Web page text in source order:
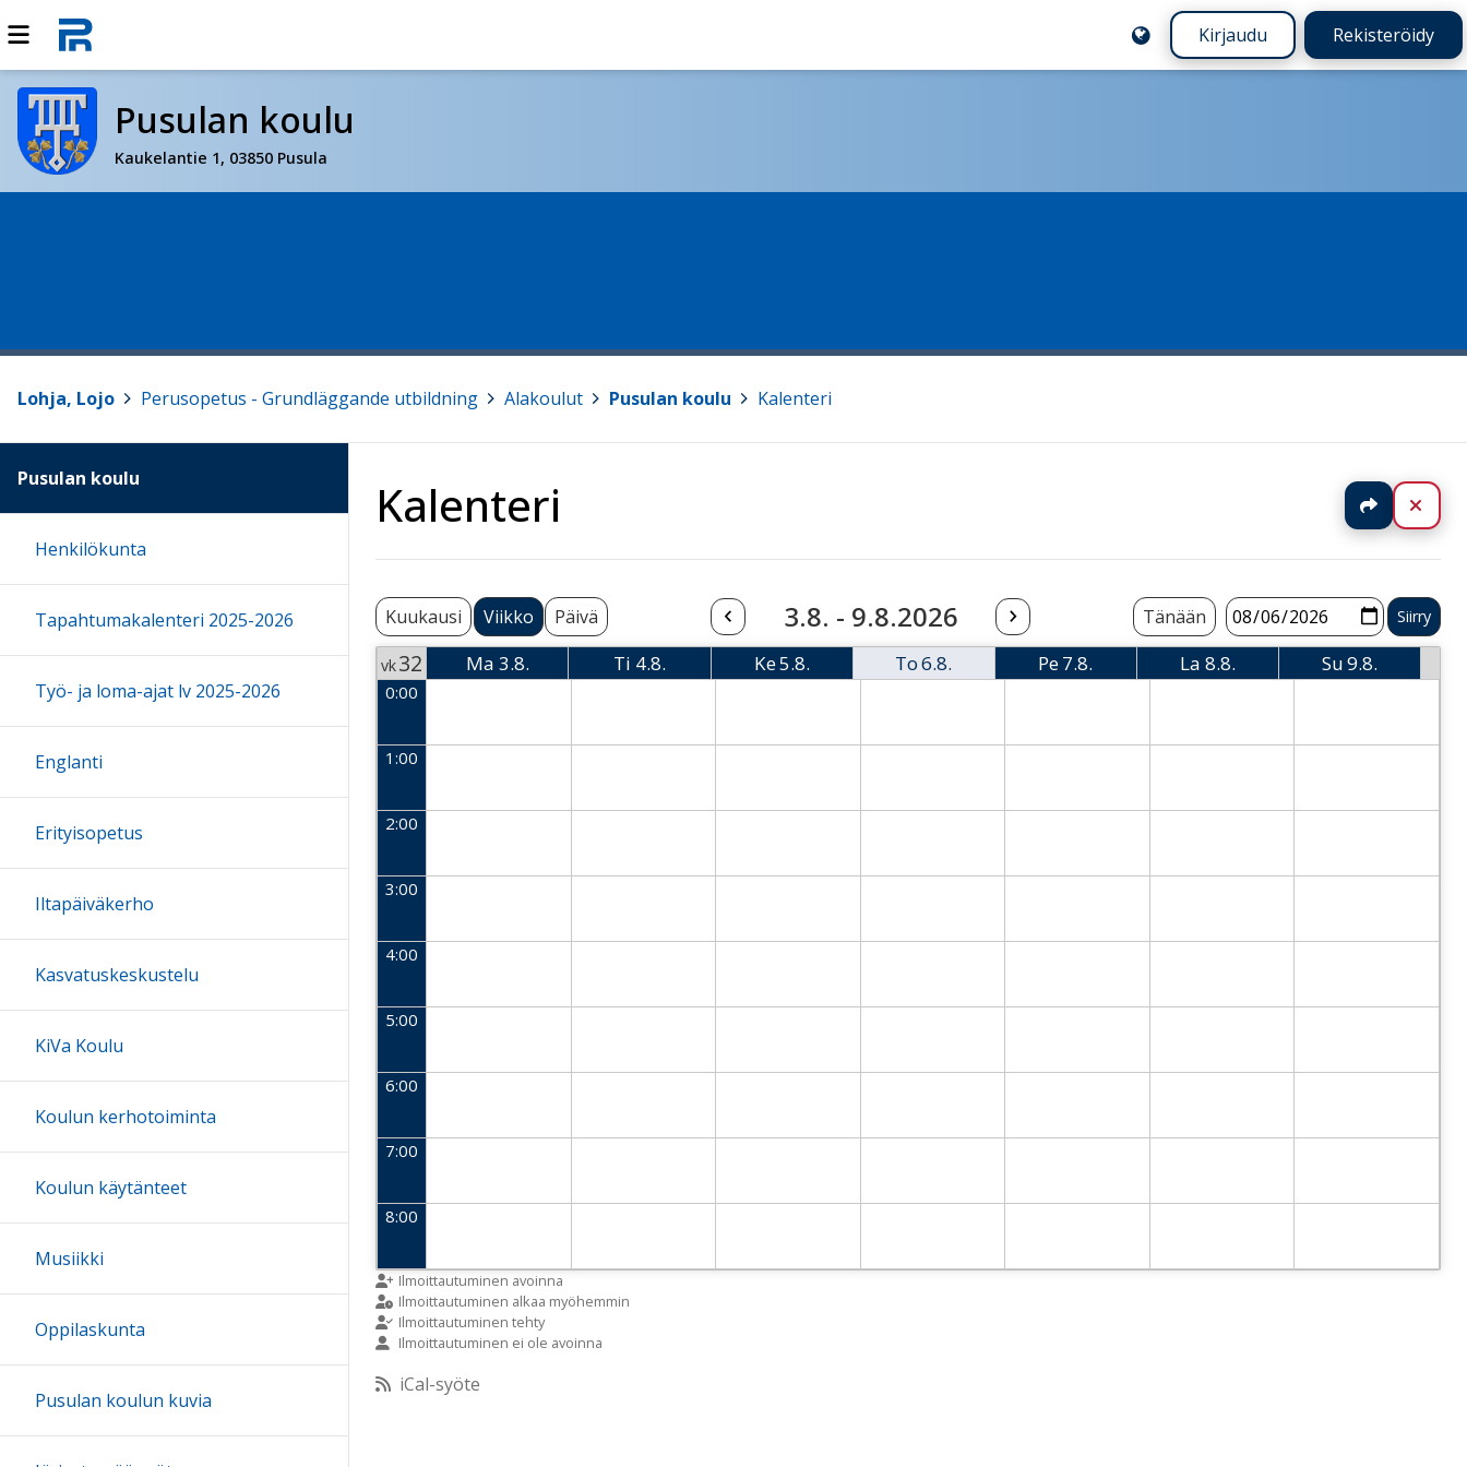
Kirjaudu Rekisteröidy
Pusulan koulu
Kaukelantie 1, 03850 Pusula
Lohja, Lojo Perusopetus - Grundläggande utbildning Alakoulut Pusulan koulu Kalenteri
Kalenteri Jaa
Kuukausi Viikko Päivä 3.8. - 9.8.2026 Tänään
vk32
Week 32
Ma 3.8.
Ti 4.8.
Ke5.8.
To6.8.
Pe7.8.
La 8.8.
Su9.8.
0:00
1:00
2:00
3:00
4:00
5:00
6:00
7:00
8:00
9:00
10:00
Ilmoittautuminen avoinna
Ilmoittautuminen alkaa myöhemmin
Ilmoittautuminen tehty
Ilmoittautuminen ei ole avoinna
iCal-syöte
Pusulan koulu
Henkilökunta
Tapahtumakalenteri 2025-2026
Työ- ja loma-ajat lv 2025-2026
Englanti
Erityisopetus
Iltapäiväkerho
Kasvatuskeskustelu
KiVa Koulu
Koulun kerhotoiminta
Koulun käytänteet
Musiikki
Oppilaskunta
Pusulan koulun kuvia